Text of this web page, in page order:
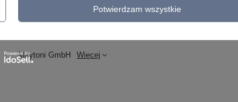
Maytoni GmbH Więcej
Aluminum and plastic
Potwierdzam wszystkie